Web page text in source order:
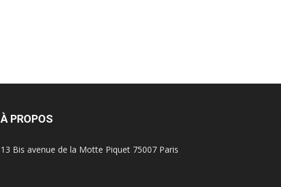
À PROPOS
13 Bis avenue de la Motte Piquet 75007 Paris